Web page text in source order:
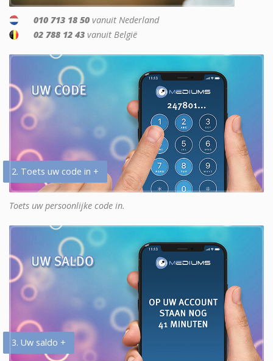
010 713 18 50 vanuit Nederland
02 788 12 43 vanuit België
2. Toets uw code in +
Toets uw persoonlijke code in.
3. Uw saldo +